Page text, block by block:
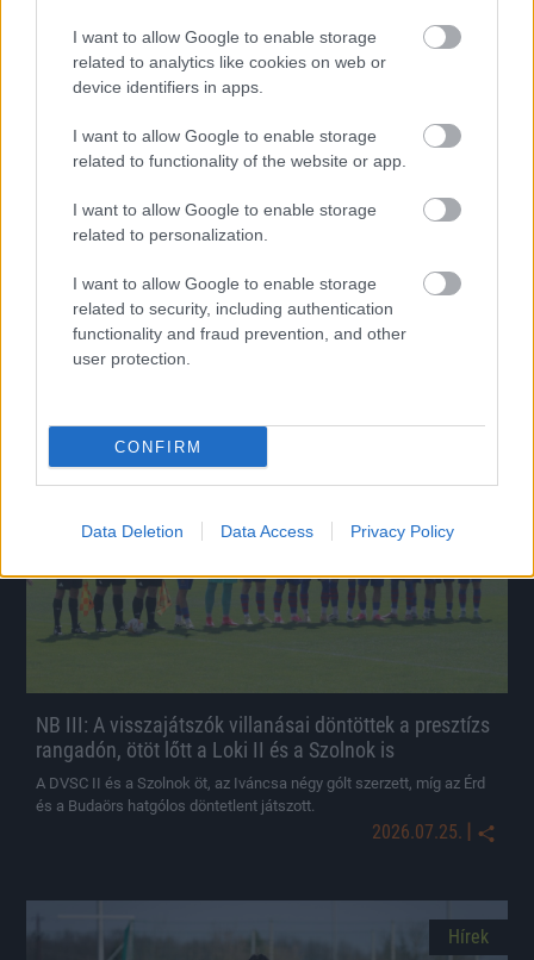
I want to allow Google to enable storage
related to analytics like cookies on web or
device identifiers in apps.
I want to allow Google to enable storage
related to functionality of the website or app.
I want to allow Google to enable storage
related to personalization.
I want to allow Google to enable storage
related to security, including authentication
functionality and fraud prevention, and other
user protection.
CONFIRM
Data Deletion Data Access Privacy Policy
Kuznyecov Szergej két év után, az NB III-ban tér vissza
A korábbi sajtóértesüléseknek megfelelően a Békéscsaba 1912
Előre hivatalosan is bejelentette kinevezését.
2026.07.25.
NB III: A visszajátszók villanásai döntöttek a presztízs
rangadón, ötöt lőtt a Loki II és a Szolnok is
A DVSC II és a Szolnok öt, az Iváncsa négy gólt szerzett, míg az Érd
és a Budaörs hatgólos döntetlent játszott.
2026.07.25.
Hírek